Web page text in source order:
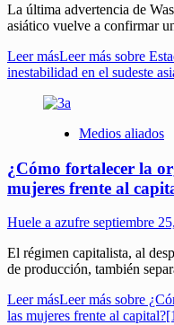
La última advertencia de
asiático vuelve a confirmar
Leer másLeer más sobre
inestabilidad en el sudeste
Medios aliados
¿Cómo fortalecer la
mujeres frente al
Huele a azufre septiembre
El régimen capitalista, al
de producción, también
Leer másLeer más sobre
las mujeres frente al